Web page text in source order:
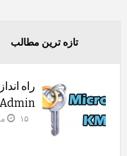
تازه ترین مطالب
۱۵ مرداد ۱۳۹۵